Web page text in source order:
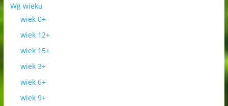
Wg wieku
wiek 0+
wiek 12+
wiek 15+
wiek 3+
wiek 6+
wiek 9+